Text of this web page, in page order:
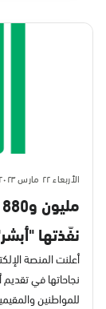
الأربعاء ٢٢ مارس ٢٠٢٣
نفّذتها
أعلنت المنصة
نجاحاتها في
للمواطنين والمقيمين